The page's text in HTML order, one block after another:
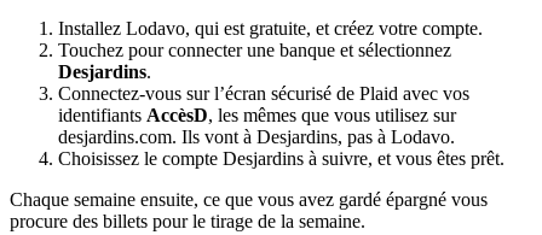
Installez Lodavo, qui est gratuite, et créez votre compte.
Touchez pour connecter une banque et sélectionnez
Desjardins.
Connectez-vous sur l’écran sécurisé de Plaid avec vos
identifiants AccèsD, les mêmes que vous utilisez sur
desjardins.com. Ils vont à Desjardins, pas à Lodavo.
Choisissez le compte Desjardins à suivre, et vous êtes prêt.
Chaque semaine ensuite, ce que vous avez gardé épargné vous
procure des billets pour le tirage de la semaine.